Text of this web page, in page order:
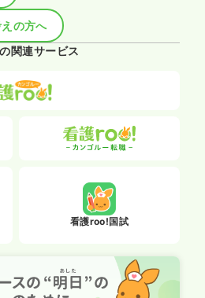
の方へ
関連サービス
看護roo!国試